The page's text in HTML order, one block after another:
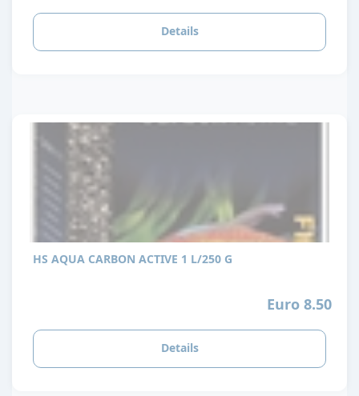
Details
HS AQUA CARBON ACTIVE 1 L/250 G
Euro 8.50
Details